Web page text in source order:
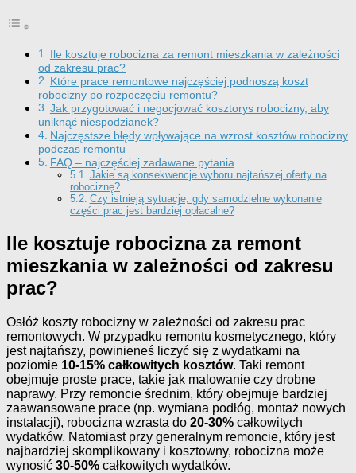
Ile kosztuje robocizna za remont mieszkania w zależności
od zakresu prac?
Które prace remontowe najczęściej podnoszą koszt
robocizny po rozpoczęciu remontu?
Jak przygotować i negocjować kosztorys robocizny, aby
uniknąć niespodzianek?
Najczęstsze błędy wpływające na wzrost kosztów robocizny
podczas remontu
FAQ – najczęściej zadawane pytania
Jakie są konsekwencje wyboru najtańszej oferty na
robociznę?
Czy istnieją sytuacje, gdy samodzielne wykonanie
części prac jest bardziej opłacalne?
Ile kosztuje robocizna za remont
mieszkania w zależności od zakresu
prac?
Osłóż koszty robocizny w zależności od zakresu prac
remontowych. W przypadku remontu kosmetycznego, który
jest najtańszy, powinieneś liczyć się z wydatkami na
poziomie 10-15% całkowitych kosztów. Taki remont
obejmuje proste prace, takie jak malowanie czy drobne
naprawy. Przy remoncie średnim, który obejmuje bardziej
zaawansowane prace (np. wymiana podłóg, montaż nowych
instalacji), robocizna wzrasta do 20-30% całkowitych
wydatków. Natomiast przy generalnym remoncie, który jest
najbardziej skomplikowany i kosztowny, robocizna może
wynosić 30-50% całkowitych wydatków.